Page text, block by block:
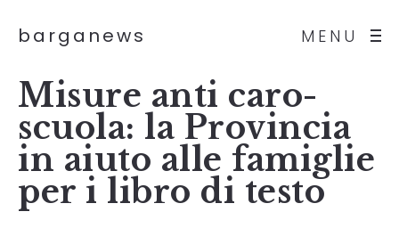
MENU
barganews
Misure anti caro-
scuola: la Provincia
in aiuto alle famiglie
per i libro di testo